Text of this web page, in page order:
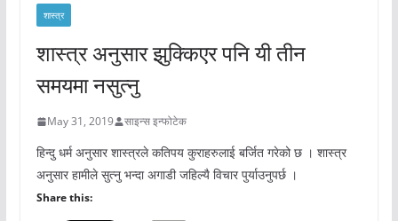
शास्त्र
शास्त्र अनुसार झुक्किएर पनि यी तीन
समयमा नसुत्नु
May 31, 2019 साइन्स इन्फोटेक
हिन्दु धर्म अनुसार शास्त्रले कतिपय कुराहरुलाई बर्जित गरेको छ । शास्त्र
अनुसार हामीले सुत्नु भन्दा अगाडी जहिल्यै विचार पुर्याउनुपर्छ ।
Share this: